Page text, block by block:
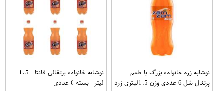
نوشابه زرد خانواده بزرگ با طعم
پرتغال شل 6 عددی وزن 1.5ليتري زرد
نوشابه خانواده پرتقالی فانتا - 1.5
لیتر - بسته 6 عددی